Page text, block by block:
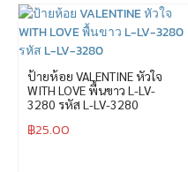
ป้ายห้อย VALENTINE หัวใจ
WITH LOVE พื้นขาว L-LV-
3280 รหัส L-LV-3280
฿25.00